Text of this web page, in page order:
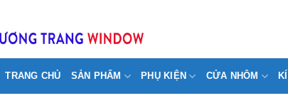
TRANG CHỦ SẢN PHẨM PHỤ KIỆN CỬA NHÔM